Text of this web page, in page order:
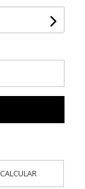
CALCULAR